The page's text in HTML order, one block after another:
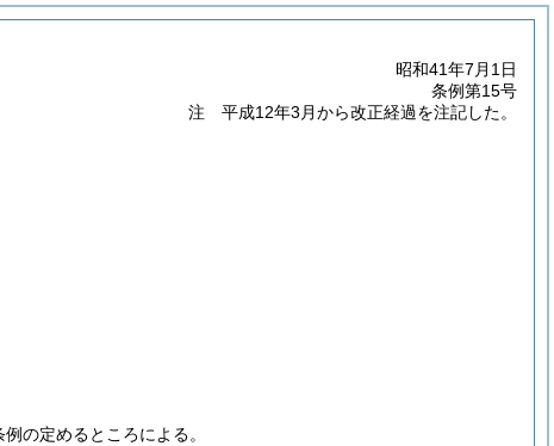
昭和41年7月1日
条例第15号
注 平成12年3月から改正経過を注記した。
の定めるところによる。